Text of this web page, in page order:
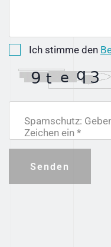
Ich stimme den
Spamschutz:
Zeichen ein *
Senden